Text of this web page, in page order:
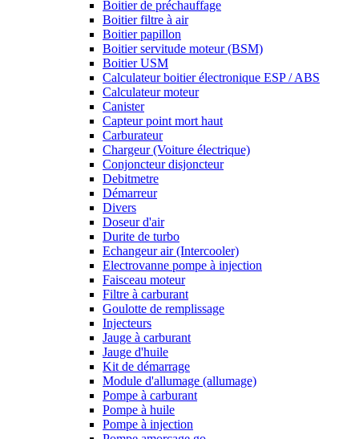
Boitier de préchauffage
Boitier filtre à air
Boitier papillon
Boitier servitude moteur (BSM)
Boitier USM
Calculateur boitier électronique ESP / ABS
Calculateur moteur
Canister
Capteur point mort haut
Carburateur
Chargeur (Voiture électrique)
Conjoncteur disjoncteur
Debitmetre
Démarreur
Divers
Doseur d'air
Durite de turbo
Echangeur air (Intercooler)
Electrovanne pompe à injection
Faisceau moteur
Filtre à carburant
Goulotte de remplissage
Injecteurs
Jauge à carburant
Jauge d'huile
Kit de démarrage
Module d'allumage (allumage)
Pompe à carburant
Pompe à huile
Pompe à injection